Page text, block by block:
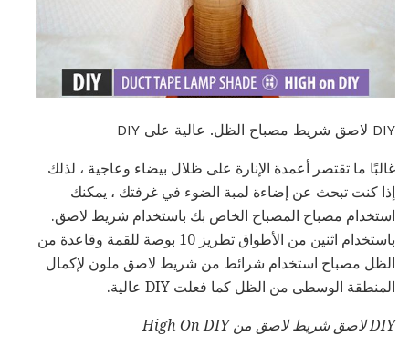
DIY لاصق شريط مصباح الظل. عالية على DIY
غالبًا ما تقتصر أعمدة الإنارة على ظلال بيضاء وعاجية ، لذلك
إذا كنت تبحث عن إضاءة لمبة الضوء في غرفتك ، يمكنك
استخدام مصباح المصباح الخاص بك باستخدام شريط لاصق.
باستخدام اثنين من الأطواق تطريز 10 بوصة للقمة وقاعدة من
الظل مصباح استخدام شرائط من شريط لاصق ملون لإكمال
المنطقة الوسطى من الظل كما فعلت DIY عالية.
DIY لاصق شريط لاصق من High On DIY